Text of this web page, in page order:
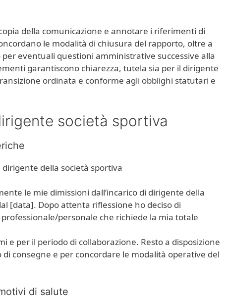
della comunicazione e annotare i riferimenti di
le modalità di chiusura del rapporto, oltre a
eventuali questioni amministrative successive alla
garantiscono chiarezza, tutela sia per il dirigente
ordinata e conforme agli obblighi statutari e
società sportiva​​
dirigente della società sportiva
le mie dimissioni dall’incarico di dirigente della
[data]. Dopo attenta riflessione ho deciso di
personale che richiede la mia totale
e per il periodo di collaborazione. Resto a disposizione
consegne e per concordare le modalità operative del
di salute